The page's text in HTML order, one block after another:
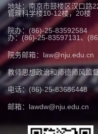
地址：南京市鼓楼区汉口路
管理科学楼10-12楼，20楼
院办：(86)-25-83592584
办：(86)-25-83597131、
院务邮箱：law@nju.edu.cn
教师思想政治和师德师风监
电话：(86)-25-83686448
邮箱：lawdw@nju.edu.cn